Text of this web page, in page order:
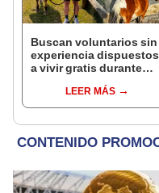
Buscan voluntarios sin
experiencia dispuestos
a vivir gratis durante
cuidar caballos, burros
y otros animales
LEER MÁS